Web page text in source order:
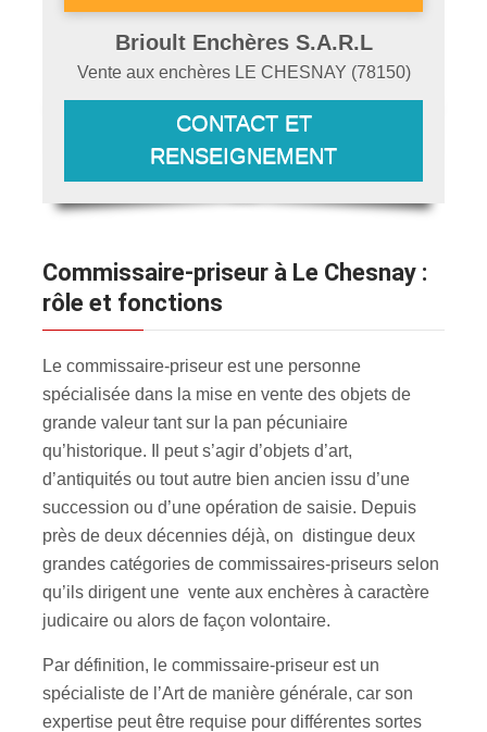
Brioult Enchères S.A.R.L
Vente aux enchères LE CHESNAY (78150)
CONTACT ET
RENSEIGNEMENT
Commissaire-priseur à Le Chesnay :
rôle et fonctions
Le commissaire-priseur est une personne
spécialisée dans la mise en vente des objets de
grande valeur tant sur la pan pécuniaire
qu’historique. Il peut s’agir d’objets d’art,
d’antiquités ou tout autre bien ancien issu d’une
succession ou d’une opération de saisie. Depuis
près de deux décennies déjà, on distingue deux
grandes catégories de commissaires-priseurs selon
qu’ils dirigent une vente aux enchères à caractère
judicaire ou alors de façon volontaire.
Par définition, le commissaire-priseur est un
spécialiste de l’Art de manière générale, car son
expertise peut être requise pour différentes sortes